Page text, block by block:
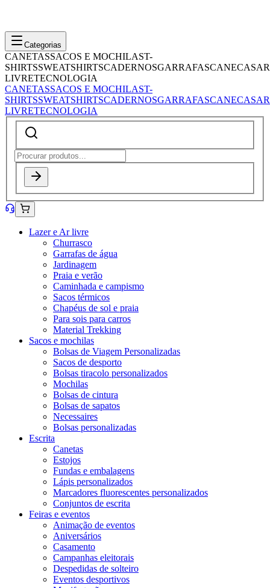
Categorias
CANETASSACOS E MOCHILAST-
SHIRTSSWEATSHIRTSCADERNOSGARRAFASCANECASAR
LIVRETECNOLOGIA
CANETASSACOS E MOCHILAST-
SHIRTSSWEATSHIRTSCADERNOSGARRAFASCANECASAR
LIVRETECNOLOGIA
Lazer e Ar livre
Churrasco
Garrafas de água
Jardinagem
Praia e verão
Caminhada e campismo
Sacos térmicos
Chapéus de sol e praia
Para sois para carros
Material Trekking
Sacos e mochilas
Bolsas de Viagem Personalizadas
Sacos de desporto
Bolsas tiracolo personalizados
Mochilas
Bolsas de cintura
Bolsas de sapatos
Necessaires
Bolsas personalizadas
Escrita
Canetas
Estojos
Fundas e embalagens
Lápis personalizados
Marcadores fluorescentes personalizados
Conjuntos de escrita
Feiras e eventos
Animação de eventos
Aniversários
Casamento
Campanhas eleitorais
Despedidas de solteiro
Eventos desportivos